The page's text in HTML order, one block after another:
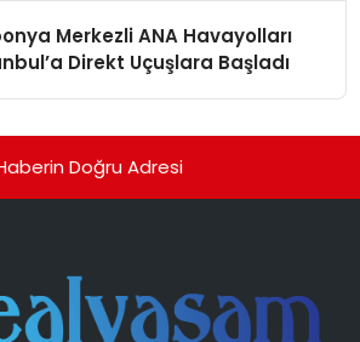
Merkezli ANA Havayolları
Direkt Uçuşlara Başladı
Doğru Adresi